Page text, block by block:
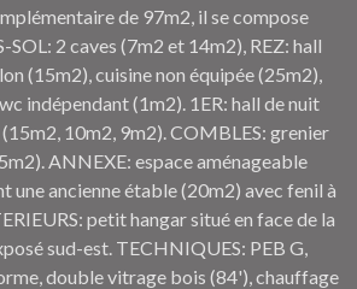
de 97m2, il se compose
SOL: 2 caves (7m2 et 14m2), REZ: hall
(15m2), cuisine non équipée (25m2),
indépendant (1m2). 1ER: hall de nuit
10m2, 9m2). COMBLES: grenier
ANNEXE: espace aménageable
une ancienne étable (20m2) avec fenil à
petit hangar situé en face de la
sud-est. TECHNIQUES: PEB G,
double vitrage bois (84'), chauffage